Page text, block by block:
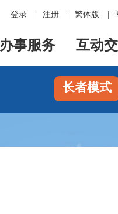
登录 注册 繁体版
办事服务 互动
长者模式